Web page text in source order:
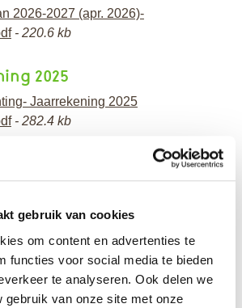
gebruik van cookies
om content en advertenties te
functies voor social media te bieden
te analyseren. Ook delen we
gebruik van onze site met onze
2026-2027 (apr. 2026)-
220.6 kb
2025
Jaarrekening 2025
282.4 kb
- voorzitter
- secretaris
- penningmeester
Teunisse- bestuurslid